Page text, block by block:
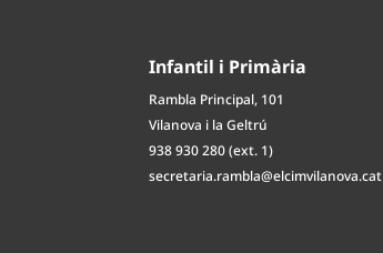
Infantil i Primària
Rambla Principal, 101
Vilanova i la Geltrú
938 930 280 (ext. 1)
secretaria.rambla@elcimvilanova.cat